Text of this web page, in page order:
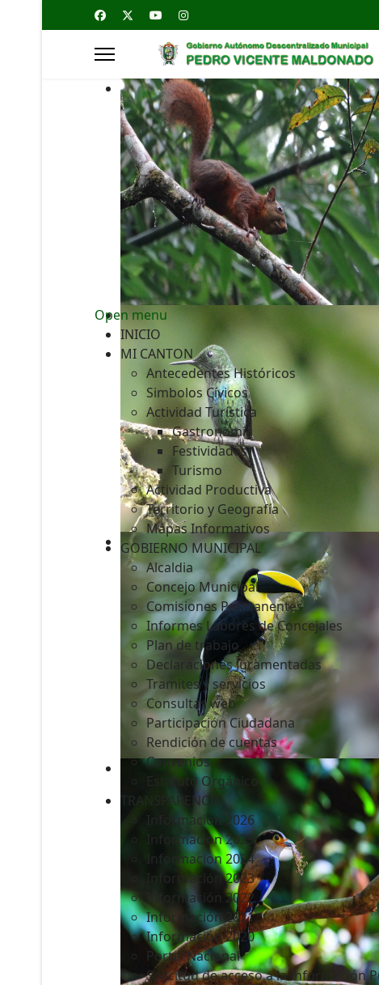
Open menu
INICIO
MI CANTON
Antecedentes Históricos
Simbolos Cívicos
Actividad Turística
Gastronomía
Festividades
Turismo
Actividad Productiva
Territorio y Geografía
Mapas Informativos
GOBIERNO MUNICIPAL
Alcaldia
Concejo Municipal
Comisiones Permanentes
Informes Labores de Concejales
Plan de trabajo
Declaraciones Juramentadas
Tramites y servicios
Consultas web
Participación Ciudadana
Rendición de cuentas
Convenios
Estatuto Orgánico
TRANSPARENCIA
Informacion 2026
Informacion 2025
Informacion 2024
Información 2023
Información 2022
Información 2021
Información 2020
Portal Nacional
Solicitud de acceso a la Información